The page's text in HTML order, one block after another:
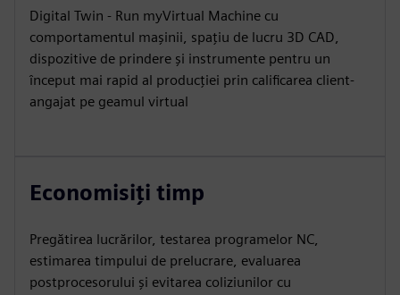
Digital Twin - Run myVirtual Machine cu
comportamentul mașinii, spațiu de lucru 3D CAD,
dispozitive de prindere și instrumente pentru un
început mai rapid al producției prin calificarea client-
angajat pe geamul virtual
Economisiți timp
Pregătirea lucrărilor, testarea programelor NC,
estimarea timpului de prelucrare, evaluarea
postprocesorului și evitarea coliziunilor cu